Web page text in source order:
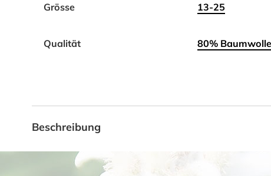
Grösse 13-25
Qualität 80%
Beschreibung